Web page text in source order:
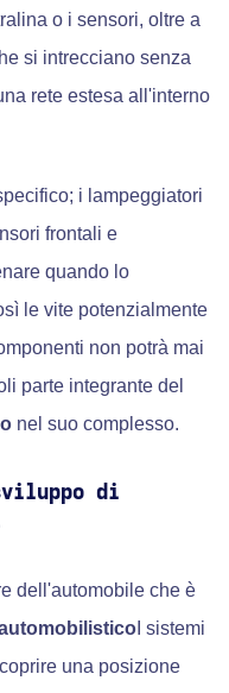
o i sensori, oltre a
si intrecciano senza
rete estesa all'interno
i lampeggiatori
frontali e
quando lo
le vite potenzialmente
non potrà mai
parte integrante del
nel suo complesso.
di
dell'automobile che è
I sistemi
una posizione